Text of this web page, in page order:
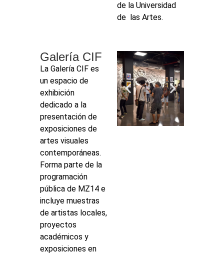
de la Universidad
de las Artes.
Galería CIF
La Galería CIF es
un espacio de
exhibición
dedicado a la
presentación de
exposiciones de
artes visuales
contemporáneas.
Forma parte de la
programación
pública de MZ14 e
incluye muestras
de artistas locales,
proyectos
académicos y
exposiciones en